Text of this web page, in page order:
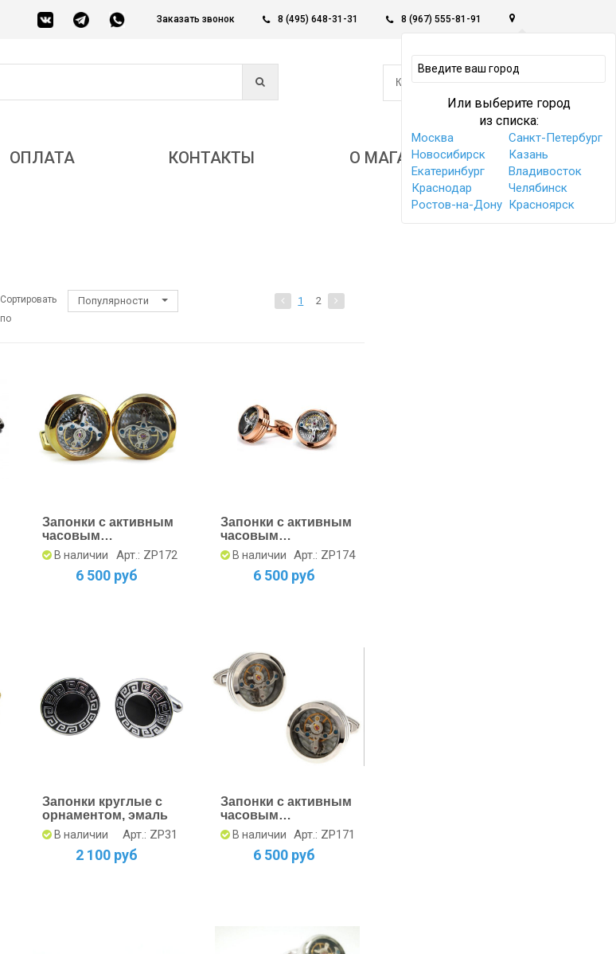
Заказать звонок 8 (495) 648-31-31 8 (967) 555-81-91
Или выберите город
из списка:
Москва
Санкт-Петербург
Новосибирск
Казань
Екатеринбург
Владивосток
Краснодар
Челябинск
Ростов-на-Дону Красноярск
КОРЗИНА -
0
ОПЛАТА КОНТАКТЫ О МАГАЗИНЕ
Сортировать
по
Популярности 1 2
Запонки с активным
часовым
механизмом с
карбоном золотые
В наличии Арт.: ZP172
6 500 руб
Запонки с активным
часовым
механизмом
розовое золото
В наличии Арт.: ZP174
6 500 руб
Запонки круглые с
орнаментом, эмаль
В наличии Арт.: ZP31
2 100 руб
Запонки с активным
часовым
механизмом с
карбоном стальные
В наличии Арт.: ZP171
6 500 руб